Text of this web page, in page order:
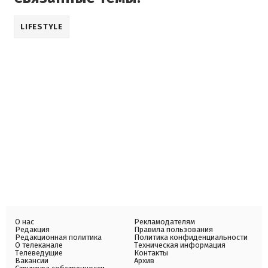
LIFESTYLE
О нас
Редакция
Редакционная политика
О телеканале
Телеведущие
Вакансии
Рекламодателям
Правила пользования
Политика конфиденциальности
Техническая информация
Контакты
Архив